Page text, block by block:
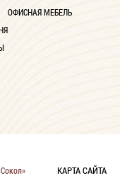
ОФИСНАЯ МЕБЕЛЬ
КАРТА САЙТА